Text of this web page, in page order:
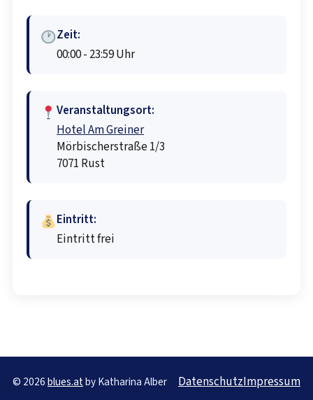
Zeit:
00:00 - 23:59 Uhr
Veranstaltungsort:
Hotel Am Greiner
Mörbischerstraße 1/3
7071 Rust
Eintritt:
Eintritt frei
© 2026blues.atby Katharina Alber DatenschutzImpressum